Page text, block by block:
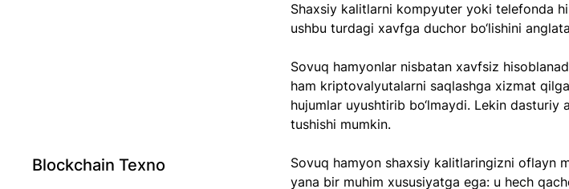
Shaxsiy kalitlarni kompyuter yoki telefonda
ushbu turdagi xavfga duchor bo‘lishini
Sovuq hamyonlar nisbatan xavfsiz
ham kriptovalyutalarni saqlashga xizmat
hujumlar uyushtirib bo‘lmaydi. Lekin
tushishi mumkin.
Sovuq hamyon shaxsiy kalitlaringizni oflayn
yana bir muhim xususiyatga ega: u hech
Blockchain Texno